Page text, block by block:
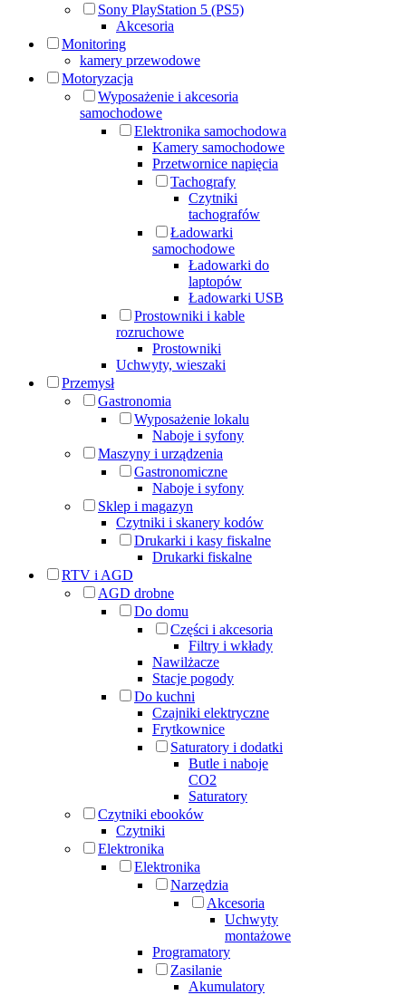
Sony PlayStation 5 (PS5)
Akcesoria
Monitoring
kamery przewodowe
Motoryzacja
Wyposażenie i akcesoria
samochodowe
Elektronika samochodowa
Kamery samochodowe
Przetwornice napięcia
Tachografy
Czytniki
tachografów
Ładowarki
samochodowe
Ładowarki do
laptopów
Ładowarki USB
Prostowniki i kable
rozruchowe
Prostowniki
Uchwyty, wieszaki
Przemysł
Gastronomia
Wyposażenie lokalu
Naboje i syfony
Maszyny i urządzenia
Gastronomiczne
Naboje i syfony
Sklep i magazyn
Czytniki i skanery kodów
Drukarki i kasy fiskalne
Drukarki fiskalne
RTV i AGD
AGD drobne
Do domu
Części i akcesoria
Filtry i wkłady
Nawilżacze
Stacje pogody
Do kuchni
Czajniki elektryczne
Frytkownice
Saturatory i dodatki
Butle i naboje
CO2
Saturatory
Czytniki ebooków
Czytniki
Elektronika
Elektronika
Narzędzia
Akcesoria
Uchwyty
montażowe
Programatory
Zasilanie
Akumulatory